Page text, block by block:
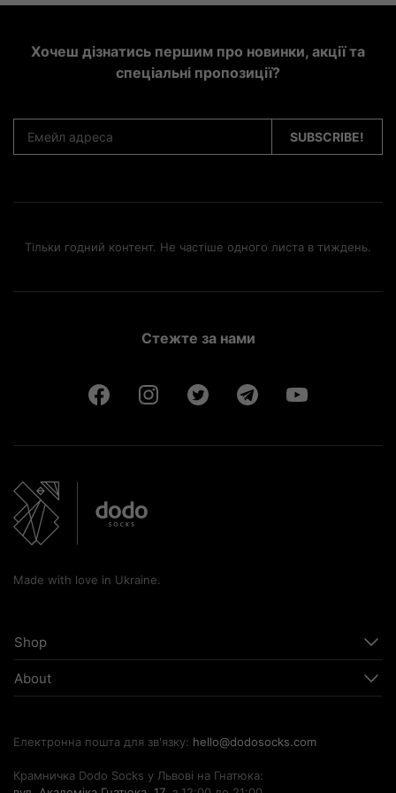
Хочеш дізнатись першим про новинки, акції та
спеціальні пропозиції?
Тільки годний контент. Не частіше одного листа в тиждень.
Стежте за нами
Made with love in Ukraine.
Shop
About
Електронна пошта для зв'язку: hello@dodosocks.com
Крамничка Dodo Socks у Львові на Гнатюка: